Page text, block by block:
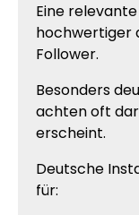
Eine
hochwertiger
Follower.
Besonders
achten oft
erscheint.
Deutsche
für: